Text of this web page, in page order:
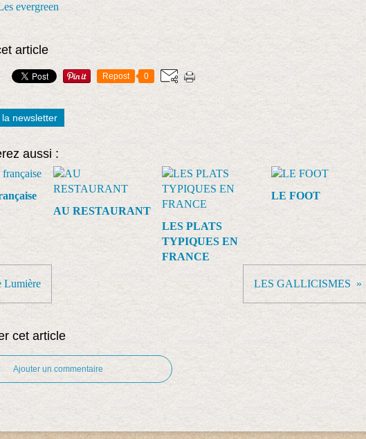
evergreen
article
Repost 0
newsletter
aussi :
AU RESTAURANT
LES PLATS
TYPIQUES EN
FRANCE
LE FOOT
Lumière LES GALLICISMES
cet article
Ajouter un commentaire